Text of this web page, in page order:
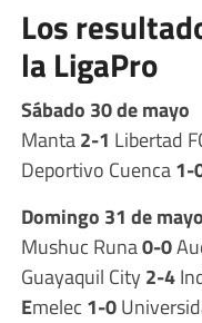
Los
la LigaPro
Sábado 30 de mayo
Manta2-1 Libertad
Deportivo Cuenca1-
Domingo 31 de mayo
Mushuc Runa0-0
Guayaquil City 2-4
Emelec 1-0